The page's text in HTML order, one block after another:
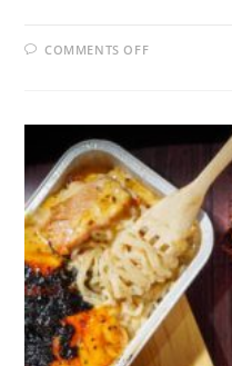
COMMENTS OFFON
YANG
BIKIN
KANGEN